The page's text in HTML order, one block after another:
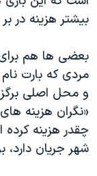
بیشتر هزینه در
بعضی ها هم برای
و محل اصلی
«نگران هزینه
چقدر هزینه
شهر جریان دارد،